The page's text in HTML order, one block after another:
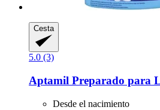
Cesta
5.0 (3)
Aptamil Preparado para
Desde el nacimiento